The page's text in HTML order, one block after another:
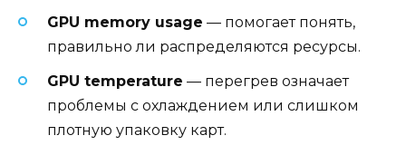
GPU memory usage — помогает понять,
правильно ли распределяются ресурсы.
GPU temperature — перегрев означает
проблемы с охлаждением или слишком
плотную упаковку карт.